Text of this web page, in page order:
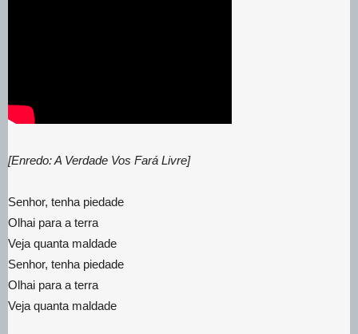
[Enredo: A Verdade Vos Fará Livre]
Senhor, tenha piedade
Olhai para a terra
Veja quanta maldade
Senhor, tenha piedade
Olhai para a terra
Veja quanta maldade